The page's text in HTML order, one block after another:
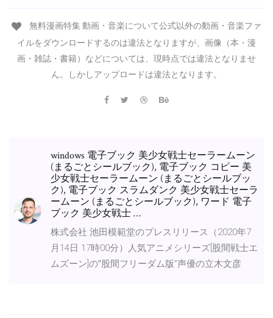
無料漫画特集 動画・音楽について公式以外の動画・音楽ファ
イルをダウンロードするのは違法となりますが、画像（本・漫
画・雑誌・書籍）などについては、現時点では違法となりませ
ん。しかしアップロードは違法となります。
windows 電子ブック 美少女戦士セーラームーン
(まるごとシールブック), 電子ブック コピー 美
少女戦士セーラームーン (まるごとシールブッ
ク), 電子ブック スラムダンク 美少女戦士セーラ
ームーン (まるごとシールブック), ワード 電子
ブック 美少女戦士 …
株式会社 池田模範堂のプレスリリース（2020年7
月14日 17時00分）人気アニメシリーズ[股間戦士エ
ムズーン]の‟股間フリーダム版”声優の立木文彦